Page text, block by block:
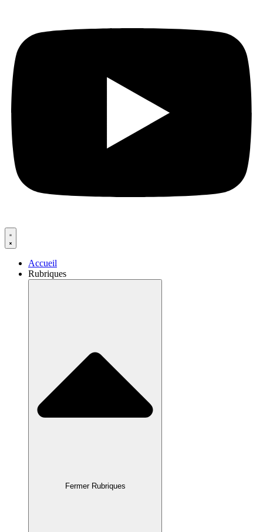
Accueil
Rubriques
Fermer Rubriques